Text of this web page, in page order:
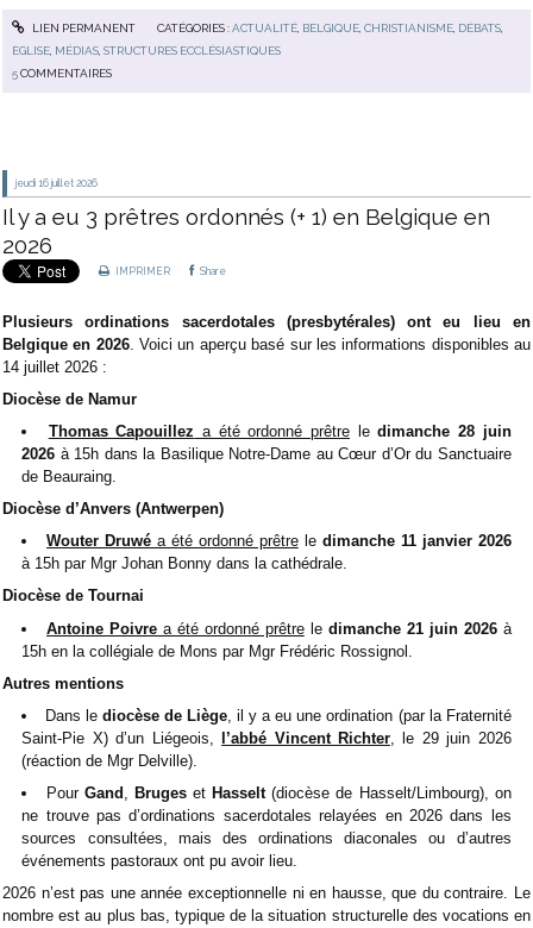
LIEN PERMANENT CATÉGORIES :ACTUALITÉ, BELGIQUE, CHRISTIANISME, DÉBATS,
EGLISE MÉDIAS ,STRUCTURES ECCLÉSIASTIQUES
5COMMENTAIRES
jeudi 16 juillet 2026
Il y a eu 3 prêtres ordonnés (+ 1) en Belgique en
2026
IMPRIMER Share
Plusieurs ordinations sacerdotales (presbytérales) ont eu lieu en
Belgique en 2026. Voici un aperçu basé sur les informations disponibles au
14 juillet 2026 :
Diocèse de Namur
Thomas Capouillez a été ordonné prêtreledimanche 28 juin
2026 à 15h dans la Basilique Notre-Dame au Cœur d’Or du Sanctuaire
de Beauraing.
Diocèse d’Anvers (Antwerpen)
Wouter Druwéa été ordonné prêtrele dimanche 11 janvier 2026
à 15h par Mgr Johan Bonny dans la cathédrale.
Diocèse de Tournai
Antoine Poivre a été ordonné prêtrele dimanche 21 juin 2026à
15h en la collégiale de Mons par Mgr Frédéric Rossignol.
Autres mentions
Dans lediocèse de Liège , il y a eu une ordination (par la Fraternité
Saint-Pie X) d’un Liégeois,
l’abbé Vincent Richter, le 29 juin 2026
(réaction de Mgr Delville).
PourGand Bruges et Hasselt (diocèse de Hasselt/Limbourg), on
ne trouve pas d’ordinations sacerdotales relayées en 2026 dans les
sources consultées, mais des ordinations diaconales ou d’autres
événements pastoraux ont pu avoir lieu.
2026 n’est pas une année exceptionnelle ni en hausse, que du contraire. Le
nombre est au plus bas, typique de la situation structurelle des vocations en